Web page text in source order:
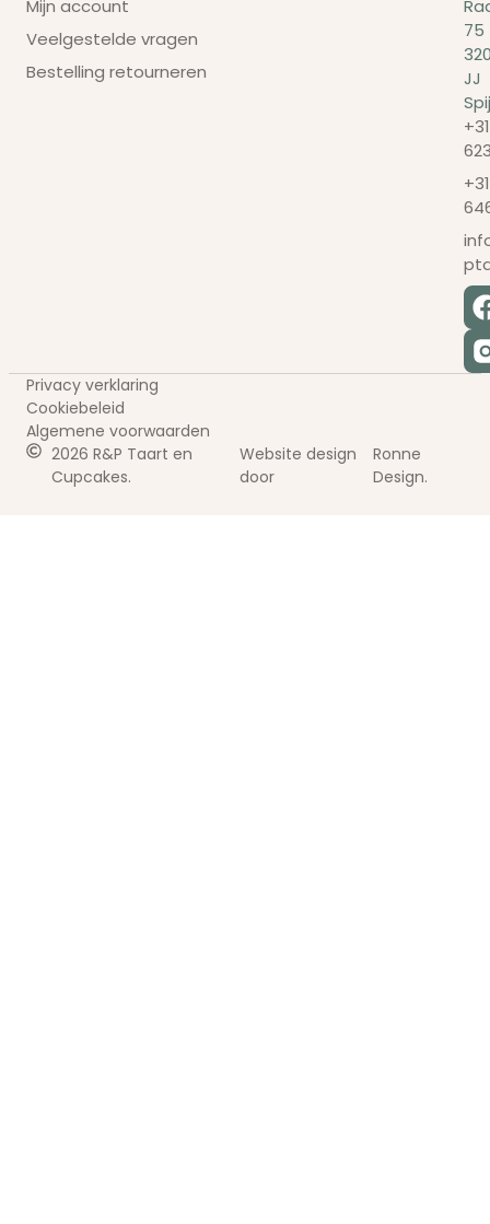
Mijn account
Veelgestelde vragen
Bestelling retourneren
75
JJ
2026 R&P Taart en
Cupcakes.
Website design
door
Ronne
Design.
Privacy verklaring
Cookiebeleid
Algemene voorwaarden